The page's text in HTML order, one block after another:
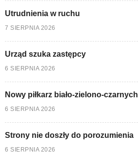
Utrudnienia w ruchu
7 SIERPNIA 2026
Urząd szuka zastępcy
6 SIERPNIA 2026
Nowy piłkarz biało-zielono-czarnych
6 SIERPNIA 2026
Strony nie doszły do porozumienia
6 SIERPNIA 2026